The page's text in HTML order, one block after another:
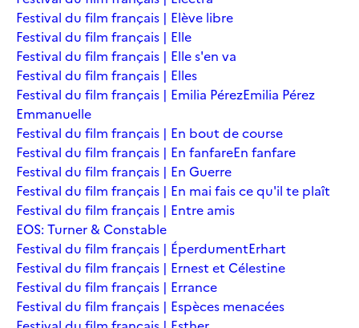
Festival du film français | Elève libre
Festival du film français | Elle
Festival du film français | Elle s'en va
Festival du film français | Elles
Festival du film français | Emilia PérezEmilia Pérez
Emmanuelle
Festival du film français | En bout de course
Festival du film français | En fanfareEn fanfare
Festival du film français | En Guerre
Festival du film français | En mai fais ce qu'il te plaît
Festival du film français | Entre amis
EOS: Turner & Constable
Festival du film français | ÉperdumentErhart
Festival du film français | Ernest et Célestine
Festival du film français | Errance
Festival du film français | Espèces menacées